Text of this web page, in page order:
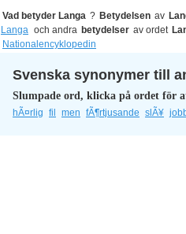
Vad betyder Langa ? Betydelsen av
Langa och andra betydelser av ordet
Nationalencyklopedin
Svenska synonymer till
Slumpade ord, klicka på ordet för
hÃ¤rlig fil men fÃ¶rtjusande slÃ¥